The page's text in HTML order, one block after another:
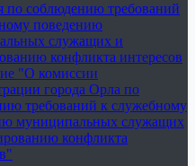
по соблюдению требований
поведению
служащих и
конфликта интересов
"О комиссии
города Орла по
требований к служебному
муниципальных служащих
конфликта